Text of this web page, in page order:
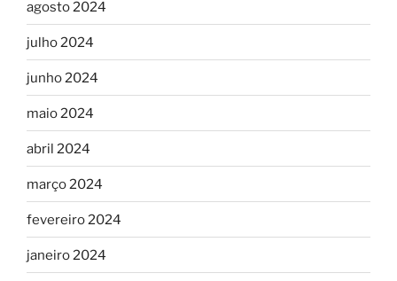
agosto 2024
julho 2024
junho 2024
maio 2024
abril 2024
março 2024
fevereiro 2024
janeiro 2024